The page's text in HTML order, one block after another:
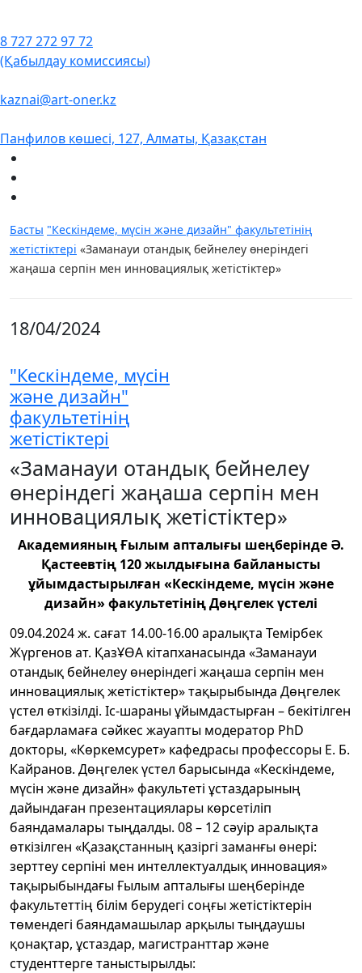
8 727 272 97 72
(Қабылдау комиссиясы)
kaznai@art-oner.kz
Панфилов көшесі, 127, Алматы, Қазақстан
Басты "Кескіндеме, мүсін және дизайн" факультетінің
жетістіктері «Заманауи отандық бейнелеу өнеріндегі
жаңаша серпін мен инновациялық жетістіктер»
18/04/2024
"Кескіндеме, мүсін
және дизайн"
факультетінің
жетістіктері
«Заманауи отандық бейнелеу
өнеріндегі жаңаша серпін мен
инновациялық жетістіктер»
Академияның Ғылым апталығы шеңберінде Ә.
Қастеевтің 120 жылдығына байланысты
ұйымдастырылған «Кескіндеме, мүсін және
дизайн» факультетінің Дөңгелек үстелі
09.04.2024 ж. сағат 14.00-16.00 аралықта Темірбек
Жүргенов ат. ҚазҰӨА кітапханасында «Заманауи
отандық бейнелеу өнеріндегі жаңаша серпін мен
инновациялық жетістіктер» тақырыбында Дөңгелек
үстел өткізілді. Іс-шараны ұйымдастырған – бекітілген
бағдарламаға сәйкес жауапты модератор PhD
докторы, «Көркемсурет» кафедрасы профессоры Е. Б.
Кайранов. Дөңгелек үстел барысында «Кескіндеме,
мүсін және дизайн» факультеті ұстаздарының
дайындаған презентациялары көрсетіліп
баяндамалары тыңдалды. 08 – 12 сәуір аралықта
өткізілген «Қазақстанның қазіргі заманғы өнері:
зерттеу серпіні мен интеллектуалдық инновация»
тақырыбындағы Ғылым апталығы шеңберінде
факультеттің білім берудегі соңғы жетістіктерін
төмендегі баяндамашылар арқылы тыңдаушы
қонақтар, ұстаздар, магистранттар және
студенттерге таныстырылды: